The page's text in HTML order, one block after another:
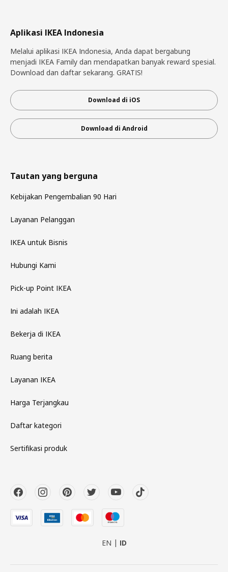
Aplikasi IKEA Indonesia
Melalui aplikasi IKEA Indonesia, Anda dapat bergabung
menjadi IKEA Family dan mendapatkan banyak reward spesial.
Download dan daftar sekarang. GRATIS!
Download di iOS
Download di Android
Tautan yang berguna
Kebijakan Pengembalian 90 Hari
Layanan Pelanggan
IKEA untuk Bisnis
Hubungi Kami
Pick-up Point IKEA
Ini adalah IKEA
Bekerja di IKEA
Ruang berita
Layanan IKEA
Harga Terjangkau
Daftar kategori
Sertifikasi produk
EN ID